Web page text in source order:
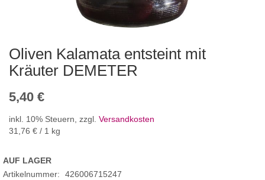
Oliven Kalamata entsteint mit
Kräuter DEMETER
5,40 €
inkl. 10% Steuern, zzgl. Versandkosten
31,76 € / 1 kg
AUF LAGER
Artikelnummer
426006715247